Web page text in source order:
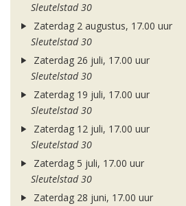
Sleutelstad 30
Zaterdag 2 augustus, 17.00 uur
Sleutelstad 30
Zaterdag 26 juli, 17.00 uur
Sleutelstad 30
Zaterdag 19 juli, 17.00 uur
Sleutelstad 30
Zaterdag 12 juli, 17.00 uur
Sleutelstad 30
Zaterdag 5 juli, 17.00 uur
Sleutelstad 30
Zaterdag 28 juni, 17.00 uur